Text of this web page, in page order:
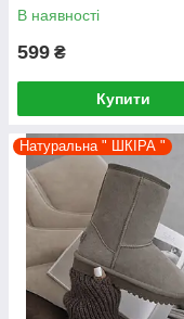
В наявності
599 ₴
Купити
Натуральна " ШКІРА "